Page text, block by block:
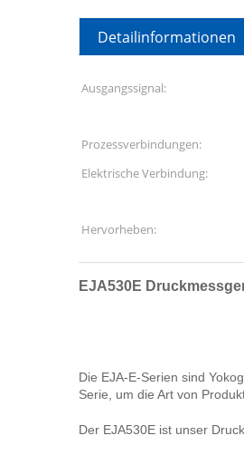
Detailinformationen
Ausgangssignal:
Prozessverbindungen:
Elektrische Verbindung:
Hervorheben:
EJA530E
Die EJA-E-Serien sind
Serie, um die Art von
Der EJA530E ist unser